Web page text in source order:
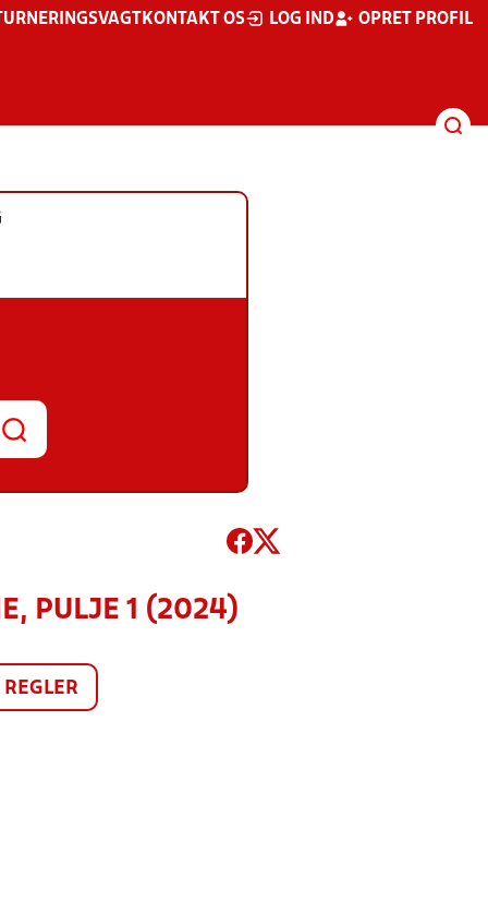
KONTAKT OS LOG IND OPRET PROFIL
PULJE 1 (2024)
REGLER